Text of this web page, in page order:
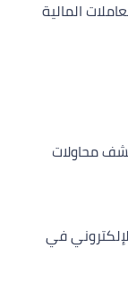
المالية
محاولات
في